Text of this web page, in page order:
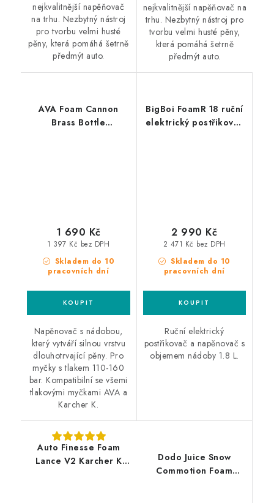
nejkvalitnější napěňovač
na trhu. Nezbytný nástroj
pro tvorbu velmi husté
pěny, která pomáhá šetrně
předmýt auto.
nejkvalitnější napěňovač na
trhu. Nezbytný nástroj pro
tvorbu velmi husté pěny,
která pomáhá šetrně
předmýt auto.
AVA Foam Cannon
Brass Bottle
Skladem do 10
pracovních dní
1 397 Kč bez DPH
1 690 Kč
Napěnovač s nádobou,
který vytváří silnou vrstvu
dlouhotrvající pěny. Pro
myčky s tlakem 110-160
bar. Kompatibilní se všemi
tlakovými myčkami AVA a
Karcher K.
BigBoi FoamR 18 ruční
elektrický postřikovač
Skladem do 10
pracovních dní
2 471 Kč bez DPH
2 990 Kč
Ruční elektrický
postřikovač a napěnovač s
objemem nádoby 1.8 L.
Auto Finesse Foam
Lance V2 Karcher K
Dodo Juice Snow
Commotion Foam